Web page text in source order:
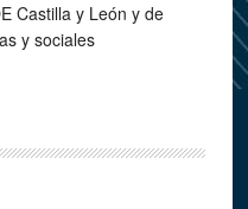
Castilla y León y de
y sociales